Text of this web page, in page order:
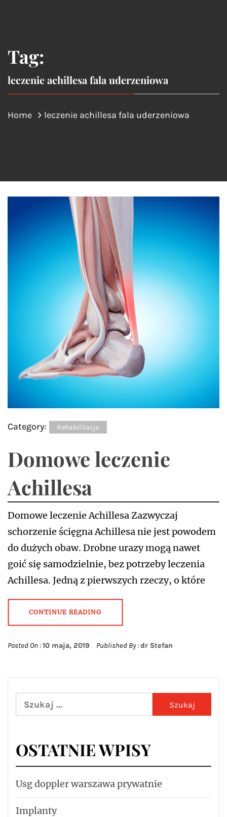
Tag:
leczenie achillesa fala uderzeniowa
Home leczenie achillesa fala uderzeniowa
Category: Rehabilitacja
Domowe leczenie
Achillesa
Domowe leczenie Achillesa Zazwyczaj
schorzenie ścięgna Achillesa nie jest powodem
do dużych obaw. Drobne urazy mogą nawet
goić się samodzielnie, bez potrzeby leczenia
Achillesa. Jedną z pierwszych rzeczy, o które
CONTINUE READING
Posted On :10 maja, 2019 Published By :dr Stefan
Szukaj:
OSTATNIE WPISY
Usg doppler warszawa prywatnie
Implanty